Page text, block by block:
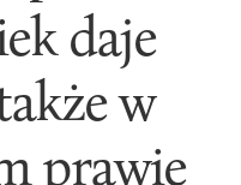
daje
w
prawie